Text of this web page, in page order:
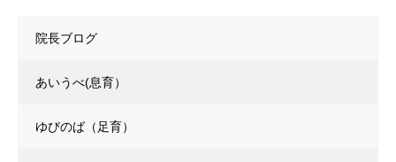
院長ブログ
あいうべ(息育）
ゆびのば（足育）